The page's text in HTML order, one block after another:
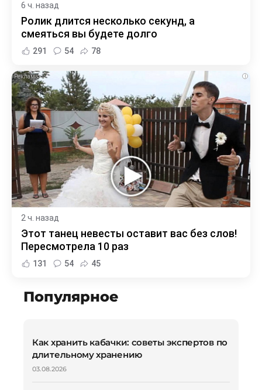
6 ч. назад
Ролик длится несколько секунд, а
смеяться вы будете долго
291 54 78
i
2 ч. назад
Этот танец невесты оставит вас без слов!
Пересмотрела 10 раз
131 54 45
Популярное
Как хранить кабачки: советы экспертов по
длительному хранению
03.08.2026